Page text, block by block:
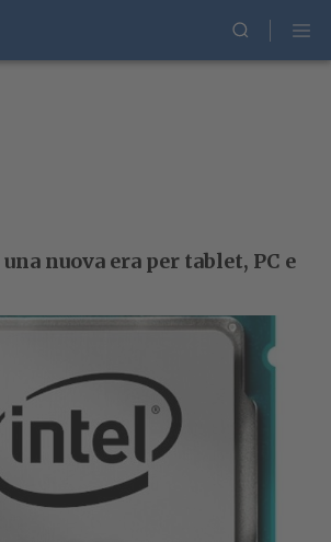
nuova era per tablet, PC e